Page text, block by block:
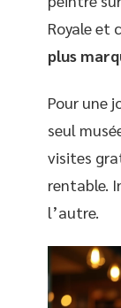
Royale et
plus
Pour une
seul
visites
rentable.
l’autre.